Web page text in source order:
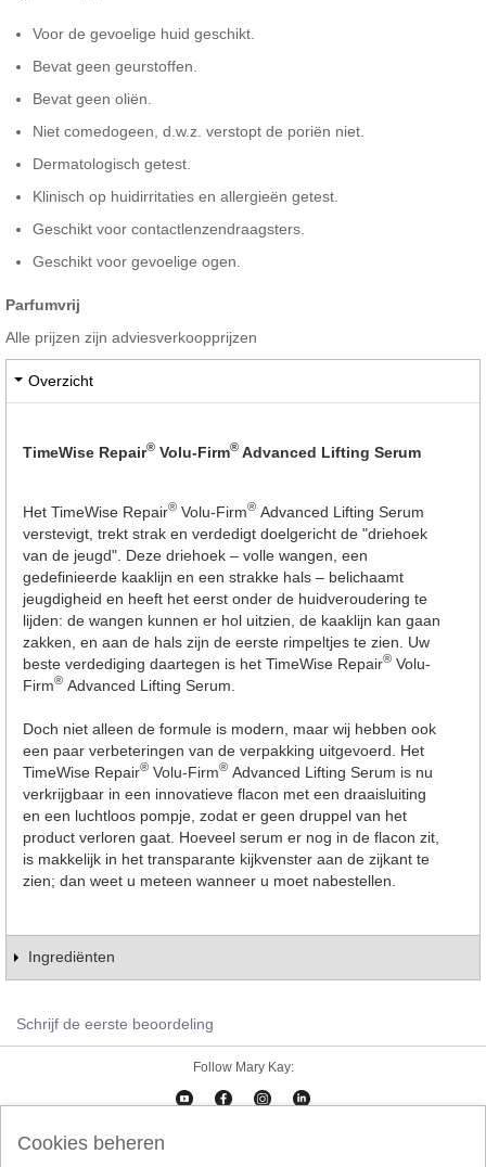
Voor de gevoelige huid geschikt.
Bevat geen geurstoffen.
Bevat geen oliën.
Niet comedogeen, d.w.z. verstopt de poriën niet.
Dermatologisch getest.
Klinisch op huidirritaties en allergieën getest.
Geschikt voor contactlenzendraagsters.
Geschikt voor gevoelige ogen.
Parfumvrij
Alle prijzen zijn adviesverkoopprijzen
Overzicht
TimeWise Repair® Volu-Firm® Advanced Lifting Serum
Het TimeWise Repair® Volu-Firm® Advanced Lifting Serum
verstevigt, trekt strak en verdedigt doelgericht de "driehoek
van de jeugd". Deze driehoek – volle wangen, een
gedefinieerde kaaklijn en een strakke hals – belichaamt
jeugdigheid en heeft het eerst onder de huidveroudering te
lijden: de wangen kunnen er hol uitzien, de kaaklijn kan gaan
zakken, en aan de hals zijn de eerste rimpeltjes te zien. Uw
beste verdediging daartegen is het TimeWise Repair® Volu-
Firm® Advanced Lifting Serum.
Doch niet alleen de formule is modern, maar wij hebben ook
een paar verbeteringen van de verpakking uitgevoerd. Het
TimeWise Repair® Volu-Firm® Advanced Lifting Serum is nu
verkrijgbaar in een innovatieve flacon met een draaisluiting
en een luchtloos pompje, zodat er geen druppel van het
product verloren gaat. Hoeveel serum er nog in de flacon zit,
is makkelijk in het transparante kijkvenster aan de zijkant te
zien; dan weet u meteen wanneer u moet nabestellen.
Ingrediënten
Schrijf de eerste beoordeling
Follow Mary Kay:
Cookies beheren Impressum
Cookies beheren